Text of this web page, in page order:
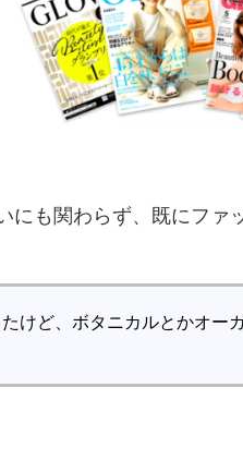
にも関わらず、既にファ
けど、ボタニカルとかオー